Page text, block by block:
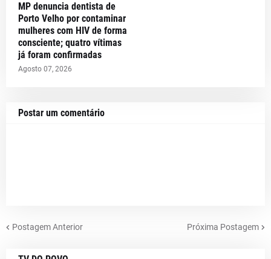
MP denuncia dentista de
Porto Velho por contaminar
mulheres com HIV de forma
consciente; quatro vítimas
já foram confirmadas
Agosto 07, 2026
Postar um comentário
Postagem Anterior Próxima Postagem